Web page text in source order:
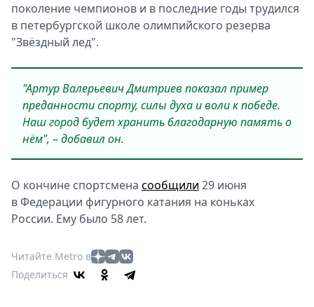
поколение чемпионов и в последние годы трудился
в петербургской школе олимпийского резерва
"Звёздный лед".
"Артур Валерьевич Дмитриев показал пример
преданности спорту, силы духа и воли к победе.
Наш город будет хранить благодарную память о
нём", – добавил он.
О кончине спортсмена сообщили 29 июня
в Федерации фигурного катания на коньках
России. Ему было 58 лет.
Читайте Metro в
Поделиться